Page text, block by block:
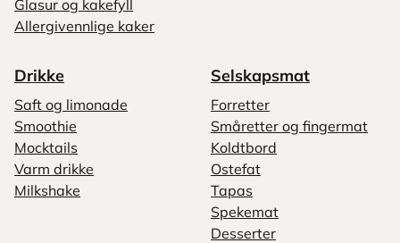
Glasur og kakefyll
Allergivennlige kaker
Drikke
Saft og limonade
Smoothie
Mocktails
Varm drikke
Milkshake
Selskapsmat
Forretter
Småretter og fingermat
Koldtbord
Ostefat
Tapas
Spekemat
Desserter